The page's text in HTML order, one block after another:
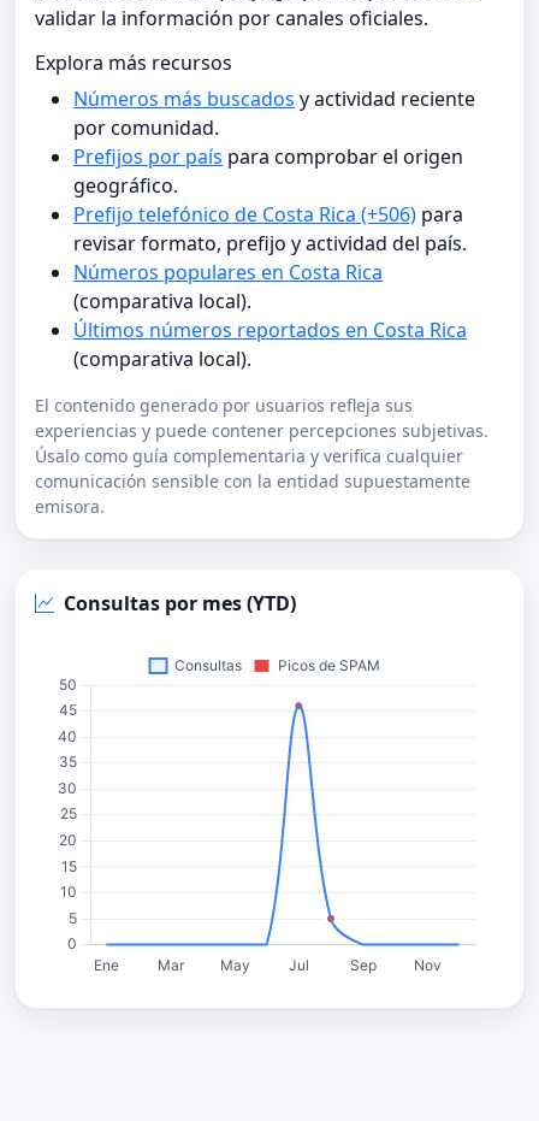
validar la información por canales oficiales.
Explora más recursos
Números más buscados y actividad reciente
por comunidad.
Prefijos por país para comprobar el origen
geográfico.
Prefijo telefónico de Costa Rica (+506) para
revisar formato, prefijo y actividad del país.
Números populares en Costa Rica
(comparativa local).
Últimos números reportados en Costa Rica
(comparativa local).
El contenido generado por usuarios refleja sus
experiencias y puede contener percepciones subjetivas.
Úsalo como guía complementaria y verifica cualquier
comunicación sensible con la entidad supuestamente
emisora.
Consultas por mes (YTD)